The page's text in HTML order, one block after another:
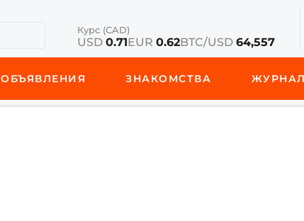
Курс (CAD)
USD 0.71EUR 0.62BTC/USD 64,557
ОБЪЯВЛЕНИЯ ЗНАКОМСТВА ЖУРНАЛ